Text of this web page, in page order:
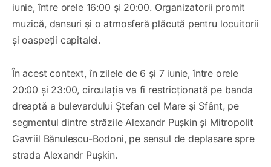
iunie, între orele 16:00 și 20:00. Organizatorii promit
muzică, dansuri și o atmosferă plăcută pentru locuitorii
și oaspeții capitalei.
În acest context, în zilele de 6 și 7 iunie, între orele
20:00 și 23:00, circulația va fi restricționată pe banda
dreaptă a bulevardului Ștefan cel Mare și Sfânt, pe
segmentul dintre străzile Alexandr Pușkin și Mitropolit
Gavriil Bănulescu-Bodoni, pe sensul de deplasare spre
strada Alexandr Pușkin.